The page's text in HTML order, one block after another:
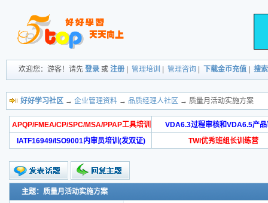
欢迎您：游客！请先 登录 或 注册 管理培训 管理咨询 下载金币充值 搜索
好好学习社区 → 企业管理资料 → 品质经理人社区 → 质量月活动实施方案
APQP/FMEA/CP/SPC/MSA/PPAP工具培训
VDA6.3过程审核和VDA6.5产品
IATF16949/ISO9001内审员培训(发双证)
TWI优秀班组长训练营
主题：质量月活动实施方案